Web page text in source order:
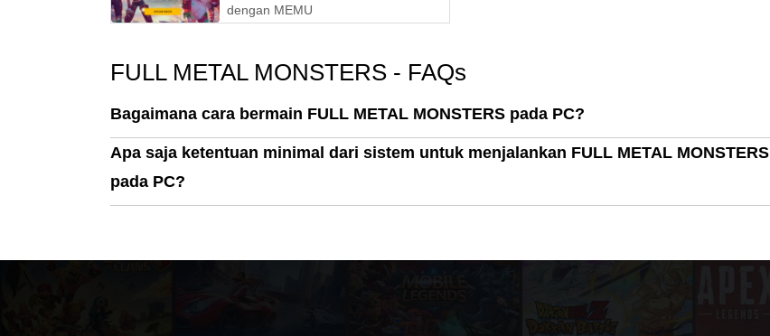
dengan MEMU
FULL METAL MONSTERS - FAQs
Bagaimana cara bermain FULL METAL MONSTERS pada PC?
Apa saja ketentuan minimal dari sistem untuk menjalankan FULL METAL MONSTERS
pada PC?